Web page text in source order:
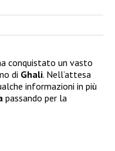
conquistato un vasto
di Ghali. Nell’attesa
informazioni in più
passando per la